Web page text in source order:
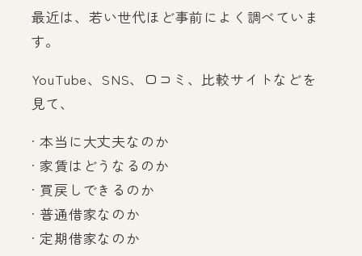
最近は、若い世代ほど事前によく調べていま
す。
YouTube、SNS、口コミ、比較サイトなどを
見て、
· 本当に大丈夫なのか
· 家賃はどうなるのか
· 買戻しできるのか
· 普通借家なのか
· 定期借家なのか